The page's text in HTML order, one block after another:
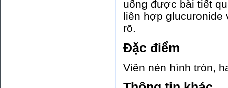
uống được bài tiết
liên hợp glucuronide
rõ.
Đặc điểm
Viên nén hình tròn,